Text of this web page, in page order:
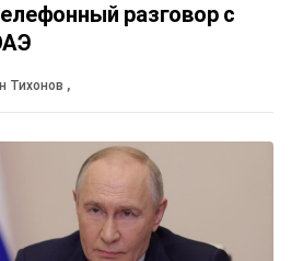
разговор с
Тихонов ,